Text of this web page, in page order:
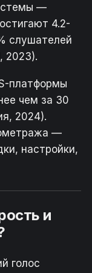
—
4.2-
слушателей
2023).
платформы
чем за 30
2024).
—
настройки,
и
голос